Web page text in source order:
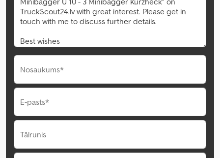
Nosaukums*
E-pasts*
Tālrunis